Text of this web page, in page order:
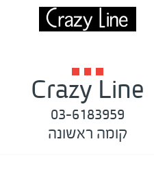
Crazy Line
03-6183959
קומה ראשונה